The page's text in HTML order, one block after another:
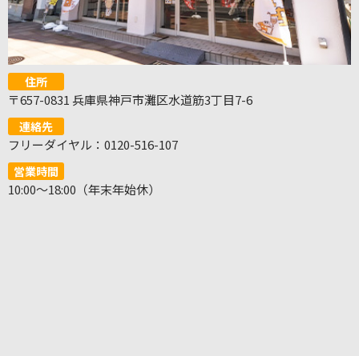
住所
〒657-0831 兵庫県神戸市灘区水道筋3丁目7-6
連絡先
フリーダイヤル：0120-516-107
営業時間
10:00～18:00（年末年始休）